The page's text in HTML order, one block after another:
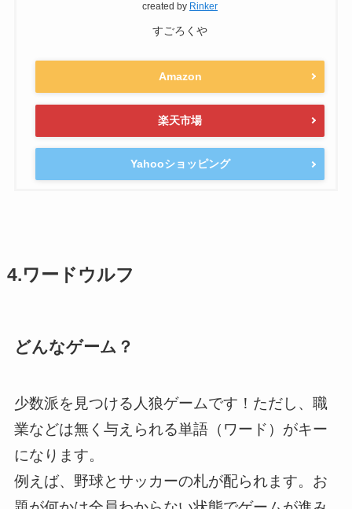
created by Rinker
すごろくや
Amazon
楽天市場
Yahooショッピング
4.ワードウルフ
どんなゲーム？
少数派を見つける人狼ゲームです！ただし、職
業などは無く与えられる単語（ワード）がキー
になります。
例えば、野球とサッカーの札が配られます。お